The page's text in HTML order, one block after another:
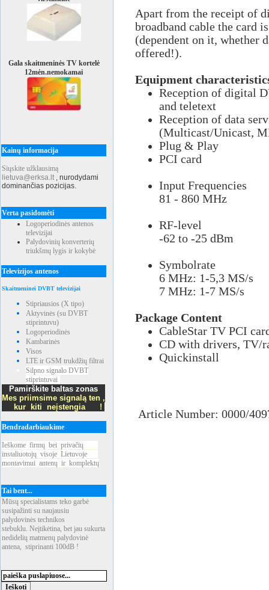
Gala skaitmeninės TV kortelė
12mėn.nemokamai
Kainų informacija
Siųskite užklausimą
lietuva@erksa.lt , nurodydami
dominančias pozicijas.
Verta pasidomėti
Logoperiodinės antenos
televizijai
Palydovinių konverterių
triukšmų lygis ir kokybė
Televizijos antenos
Skaitmeninei DVBT televizijai
Stipriausios (X tipo)
Aktyvinės (su DVBT
stiprintuvu)
Logoperiodinės
Kambarinės
Visos
LTE ir GSM trukdžių filtrai
Silpno signalo DVBT
stiprintuvai
Pamirškite baltas zonas
Mes priimsime signalą ten ,
kur kiti neįstengia !
Bendradarbiaukime
Ieškome firmų bei privačių
instaliuotojų visoje Lietuvoje
montavimui antenų ir komplektų
Tai bent...
Mūsų specialistams teko garbė
susipažinti su naujausiu
palydovinės technikos
stebuklu. Neįtikėtina, bet jau sukurta
nedidelių matmenų palydovinė
antena, stiprinanti 100dB !
Apart from the receipt of
broadband cable the card
(dependent on it, whether
offered!).
Equipment
Reception of digital
and teletext
Reception of data
(Multicast/Unicast,
Plug & Play
PCI card
Input Frequencies
81 - 860 MHz
RF-level
-62 to -25 dBm
Symbolrate
6 MHz: 1-5,3 MS/s
7 MHz: 1-7 MS/s
Package Content
CableStar TV PCI
CD with drivers, TV/
Quickinstall
Article Number: 0000/